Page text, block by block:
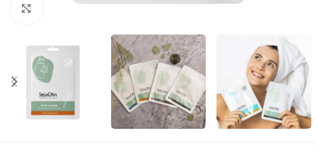
Spustelėkite, kad padidintumėte